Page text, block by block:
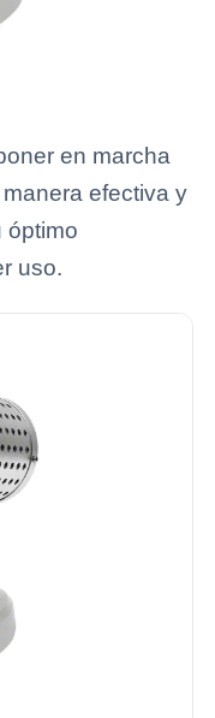
en marcha
efectiva y
óptimo
uso.